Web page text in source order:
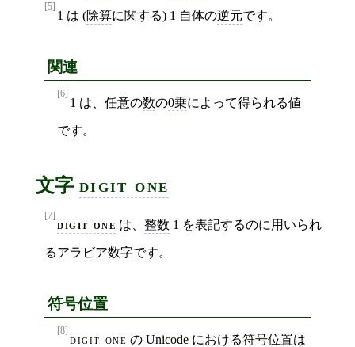
[5]
1 は (除算に関する) 1 自体の逆元です。
関連
[6]
1 は、任意の数の0乗によって得られる値
です。
文字 digit one
[7]
digit one は、整数 1 を表記するのに用いられ
るアラビア数字です。
符号位置
[8]
digit one のUnicode における符号位置は